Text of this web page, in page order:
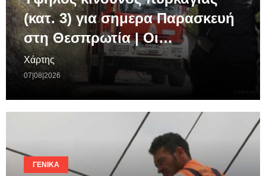
(κατ. 3) για σημερα Παρασκευή
στη Θεσπρωτία | Οι…
Χάρτης
07|08|2026
ΓΕΝΙΚΆ